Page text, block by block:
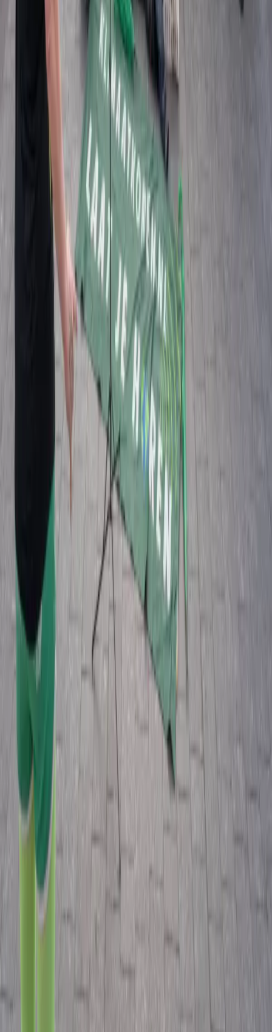
In Voedsellokaal de Gymzaal zijn tijdens de Haagse Klimaatweek
repetities van het Klimaatkoor Nederland. Dit is een netwerk van
klimaatkoren, dirigenten en zangers. Wij willen mensen in ons land
raken, bewustmaken en mobiliseren vanwege onze zorgen om de
aarde. Wil je daar een keer bij zijn? Kom dan langs.
Deel dit evenement